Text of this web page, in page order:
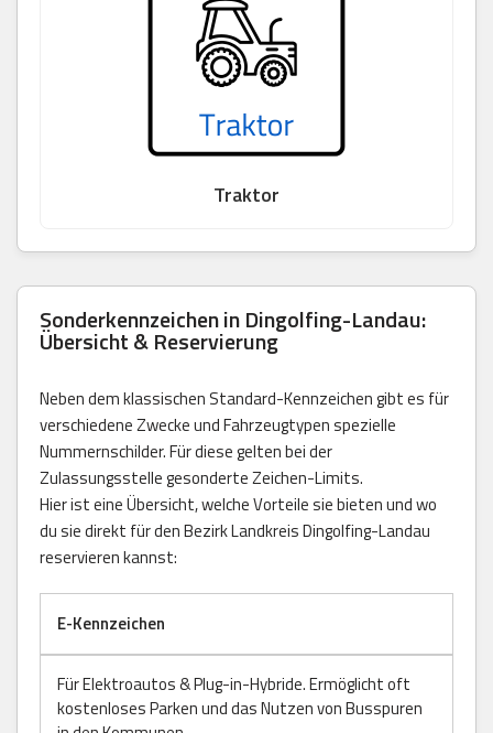
Traktor
Sonderkennzeichen in Dingolfing-Landau:
Übersicht & Reservierung
Neben dem klassischen Standard-Kennzeichen gibt es für
verschiedene Zwecke und Fahrzeugtypen spezielle
Nummernschilder. Für diese gelten bei der
Zulassungsstelle gesonderte Zeichen-Limits.
Hier ist eine Übersicht, welche Vorteile sie bieten und wo
du sie direkt für den Bezirk Landkreis Dingolfing-Landau
reservieren kannst:
E-Kennzeichen
Für Elektroautos & Plug-in-Hybride. Ermöglicht oft
kostenloses Parken und das Nutzen von Busspuren